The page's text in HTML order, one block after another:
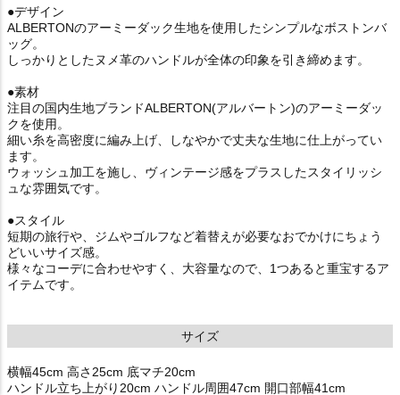
●デザイン
ALBERTONのアーミーダック生地を使用したシンプルなボストンバ
ッグ。
しっかりとしたヌメ革のハンドルが全体の印象を引き締めます。
●素材
注目の国内生地ブランドALBERTON(アルバートン)のアーミーダッ
クを使用。
細い糸を高密度に編み上げ、しなやかで丈夫な生地に仕上がってい
ます。
ウォッシュ加工を施し、ヴィンテージ感をプラスしたスタイリッシ
ュな雰囲気です。
●スタイル
短期の旅行や、ジムやゴルフなど着替えが必要なおでかけにちょう
どいいサイズ感。
様々なコーデに合わせやすく、大容量なので、1つあると重宝するア
イテムです。
サイズ
横幅45cm 高さ25cm 底マチ20cm
ハンドル立ち上がり20cm ハンドル周囲47cm 開口部幅41cm